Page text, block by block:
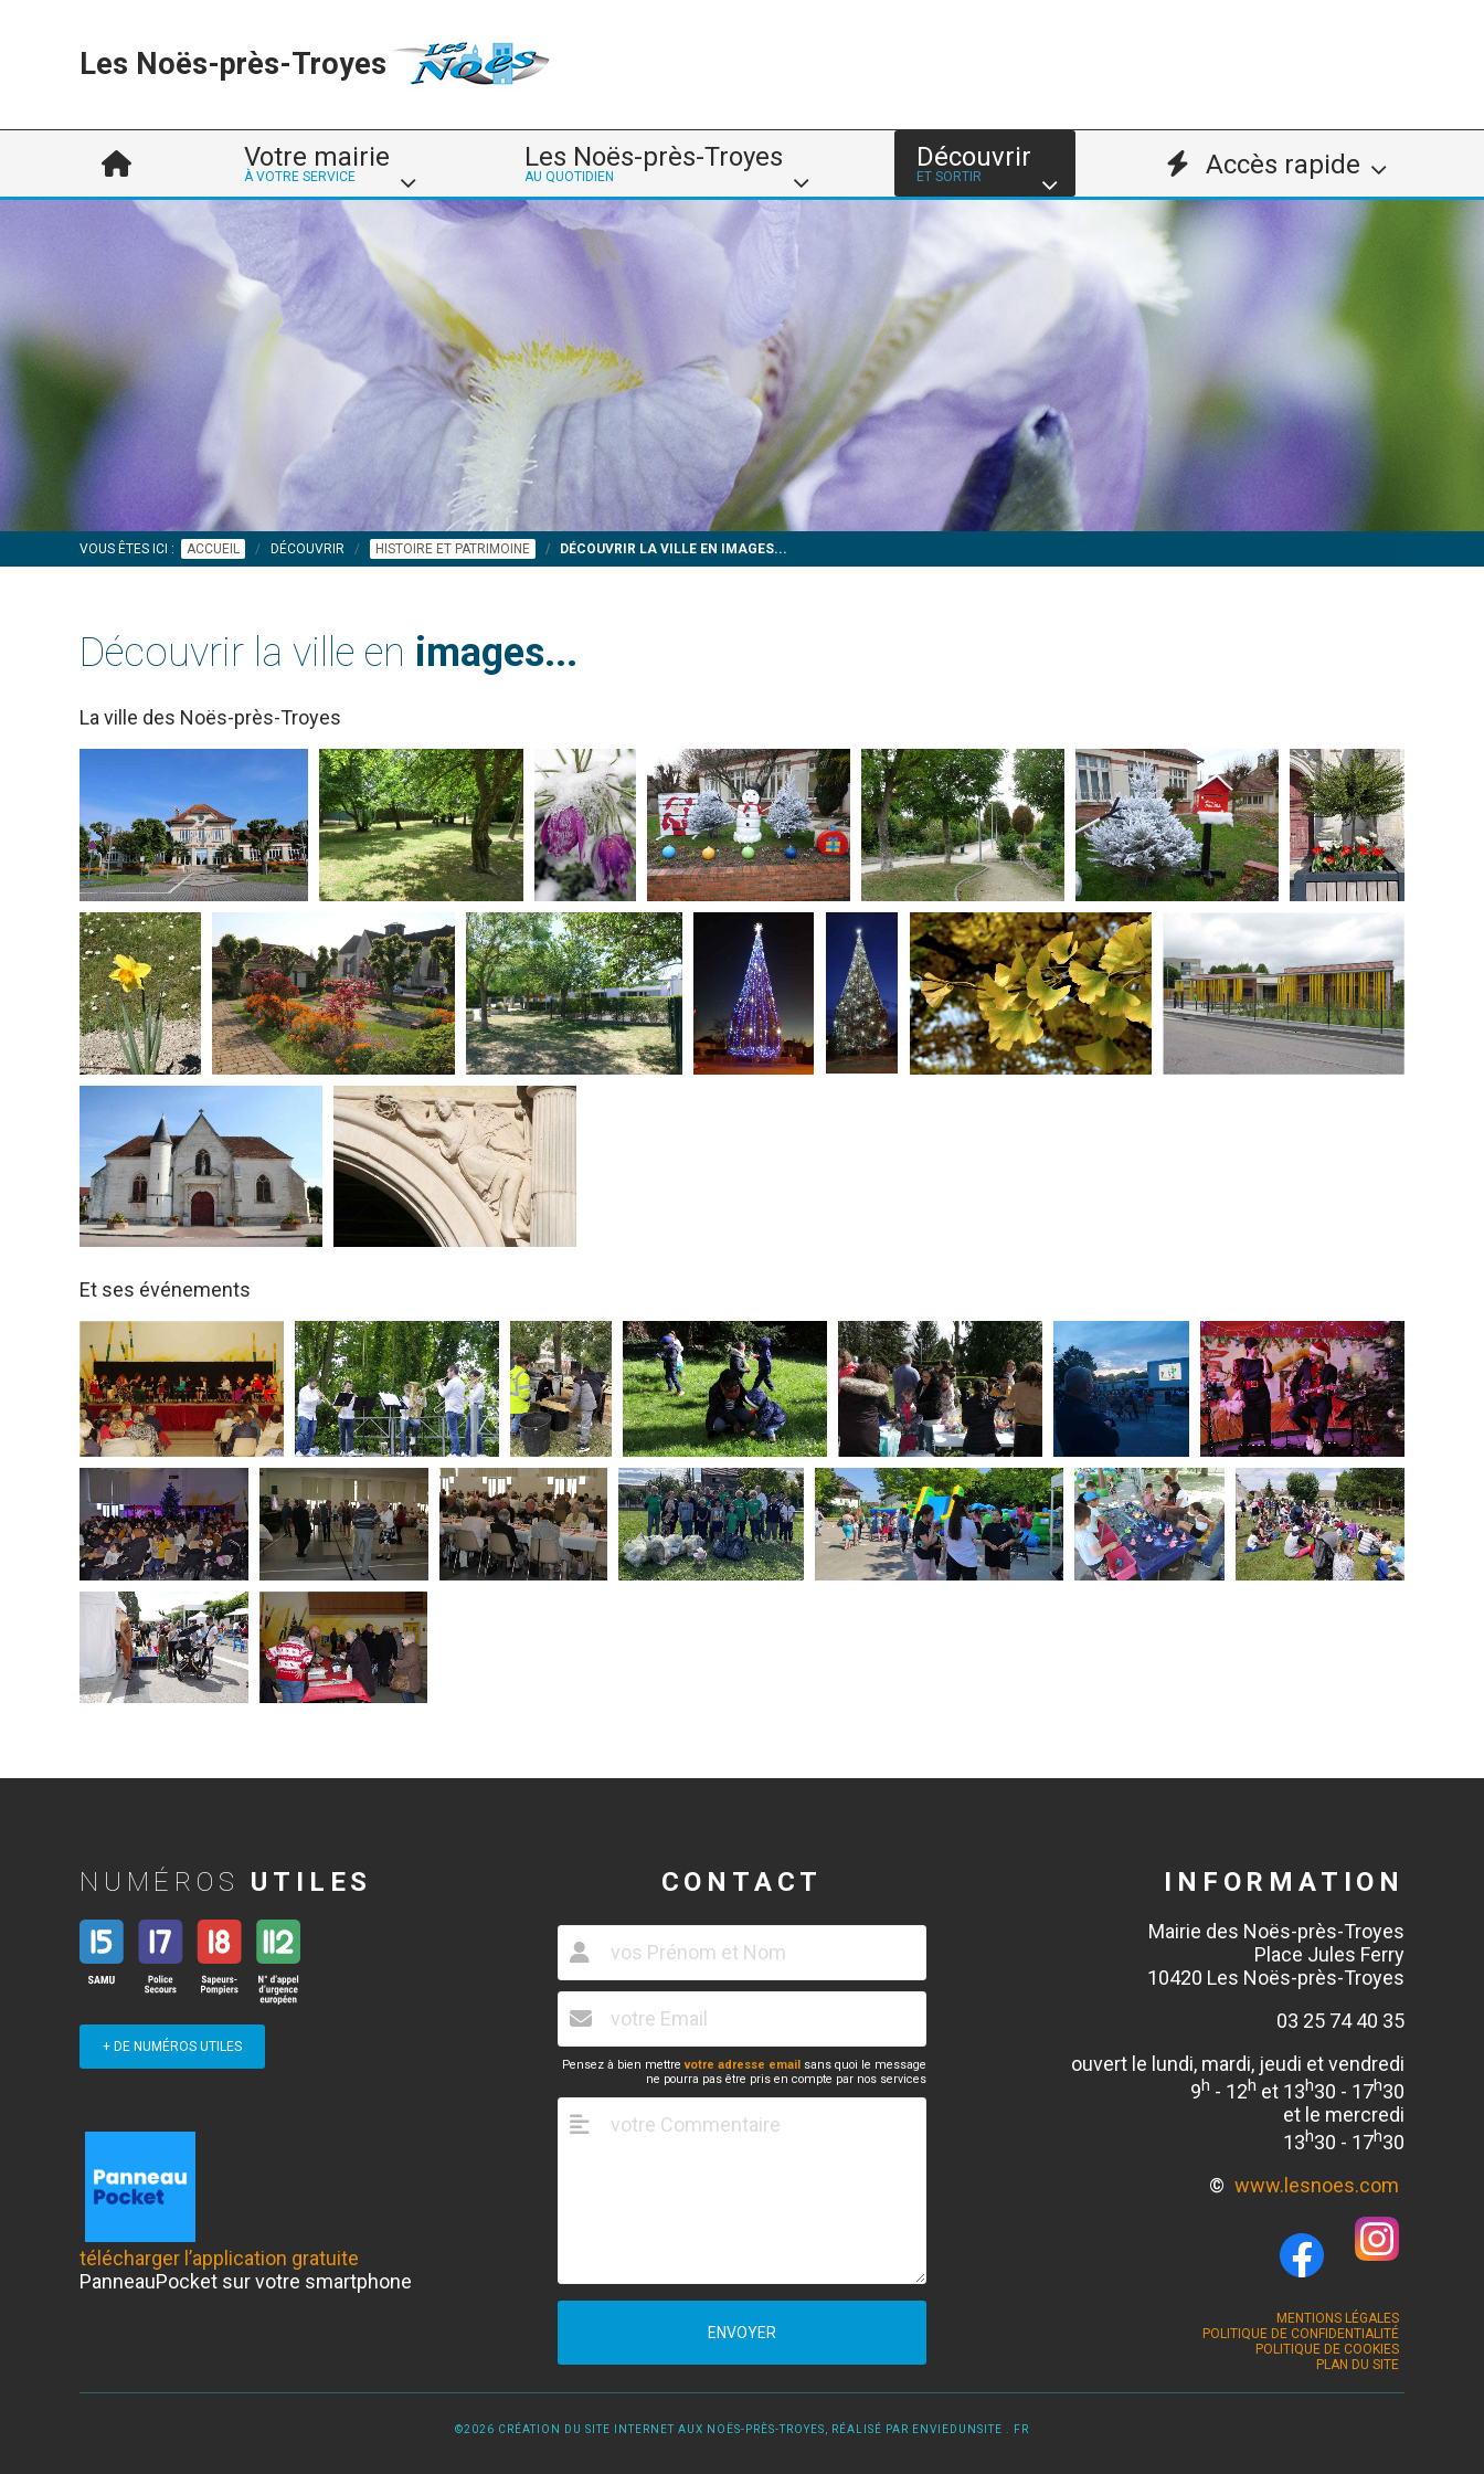
Les Noës-près-Troyes
Votre mairie
À VOTRE SERVICE
Les Noës-près-Troyes
AU QUOTIDIEN
Découvrir
ET SORTIR Accès rapide
VOUS ÊTES ICI : ACCUEIL DÉCOUVRIR HISTOIRE ET PATRIMOINE DÉCOUVRIR LA VILLE EN IMAGES...
Découvrir la ville en images...
La ville des Noës-près-Troyes
Et ses événements
NUMÉROS UTILES
+ DE NUMÉROS UTILES
télécharger l’application gratuite
PanneauPocket sur votre smartphone
CONTACT
Pensez à bien mettrevotre adresse email sans quoi le message
ne pourra pas être pris en compte par nos services
ENVOYER
INFORMATION
Mairie des Noës-près-Troyes
Place Jules Ferry
10420 Les Noës-près-Troyes
03 25 74 40 35
ouvert le lundi, mardi, jeudi et vendredi
9h - 12h et 13h30 - 17h30
et le mercredi
13h30 - 17h30
© www.lesnoes.com
MENTIONS LÉGALES
POLITIQUE DE CONFIDENTIALITÉ
POLITIQUE DE COOKIES
PLAN DU SITE
©2026 CRÉATION DU SITE INTERNET AUX NOËS-PRÈS-TROYES, RÉALISÉ PAR ENVIEDUNSITE . FR